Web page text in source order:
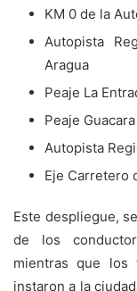
KM 0 de la
Autopista
Aragua
Peaje La
Peaje
Autopista
Eje Carretero
Este despliegue,
de los
mientras que los
instaron a la